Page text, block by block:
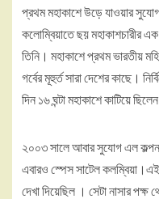
প্রথম মহাকাশে উড়ে যাওয়ার
কলোম্বিয়াতে ছয় মহাকাশচারীর
তিনি। মহাকাশে প্রথম ভারতীয়
গর্বের মূহুর্ত সারা দেশের কাছে।
দিন ১৬ ঘন্টা মহাকাশে কাটিয়ে
২০০৩ সালে আবার সুযোগ এল
এবারও স্পেস সাটেল
দেখা দিয়েছিল । সেটা নাসার পক্ষ